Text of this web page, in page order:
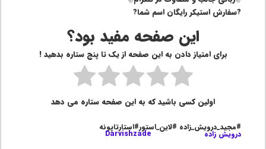
?سفارش استیکر رایگان اسم شما?
این صفحه مفید بود؟
برای امتیاز دادن به این صفحه از یک تا پنج ستاره بدهید !
اولین کسی باشید که به این صفحه ستاره می دهد
#مجید_درویش_زاده #لاین_استور#استارتاپونه
درویش زاده Darvishzade